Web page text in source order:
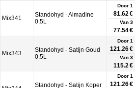
Mix341
Standohyd - Almadine
0.5L
Door 1
81.62 €
Van 3
77.54 €
Mix343
Standohyd - Satijn Goud
0.5L
Door 1
121.26 €
Van 3
115.2 €
Standohyd - Satijn Koper
Door 1
121.26 €